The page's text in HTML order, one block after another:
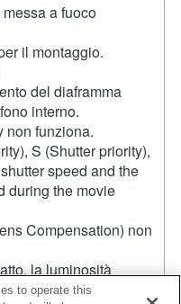
a fuoco
il montaggio.
del diaframma
interno.
non funziona.
S (Shutter priority),
speed and the
during the movie
Compensation) non
la luminosità
uniforme.
to operate this